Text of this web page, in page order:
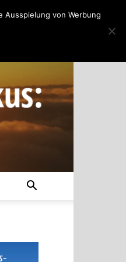
Ausspielung von Werbung